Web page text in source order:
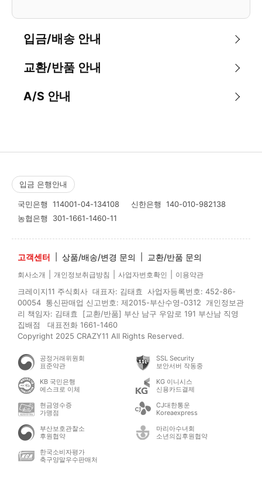
입금/배송 안내
교환/반품 안내
A/S 안내
입금 은행안내
국민은행 114001-04-134108 신한은행 140-010-982138
농협은행 301-1661-1460-11
고객센터 상품/배송/변경 문의 교환/반품 문의
회사소개 개인정보취급방침 사업자번호확인 이용약관
크레이지11 주식회사 대표자: 김태효 사업자등록번호: 452-86-
00054 통신판매업 신고번호: 제2015-부산수영-0312 개인정보관
리 책임자: 김태효 [교환/반품] 부산 남구 우암로 191 부산남 직영
집배점 대표전화 1661-1460
Copyright 2025 CRAZY11 All Rights Reserved.
공정거래위원회
표준약관
SSL Security
보안서버 작동중
KB 국민은행
에스크로 이체
KG 이니시스
신용카드결제
현금영수증
가맹점
CJ대한통운
Koreaexpress
부산보호관찰소
후원협약
마리아수녀회
소년의집후원협약
한국소비자평가
축구양말우수판매처